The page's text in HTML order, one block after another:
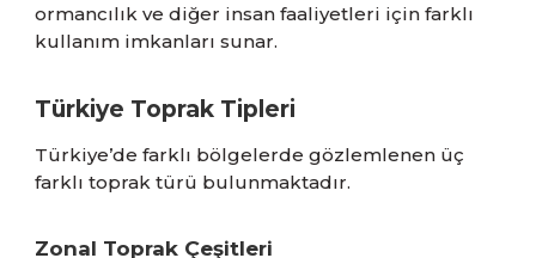
ormancılık ve diğer insan faaliyetleri için farklı
kullanım imkanları sunar.
Türkiye Toprak Tipleri
Türkiye’de farklı bölgelerde gözlemlenen üç
farklı toprak türü bulunmaktadır.
Zonal Toprak Çeşitleri